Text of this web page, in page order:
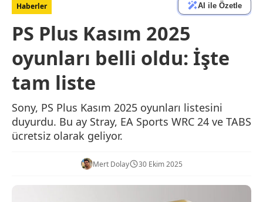
Haberler AI ile Özetle
PS Plus Kasım 2025
oyunları belli oldu: İşte
tam liste
Sony, PS Plus Kasım 2025 oyunları listesini
duyurdu. Bu ay Stray, EA Sports WRC 24 ve TABS
ücretsiz olarak geliyor.
Mert Dolay 30 Ekim 2025